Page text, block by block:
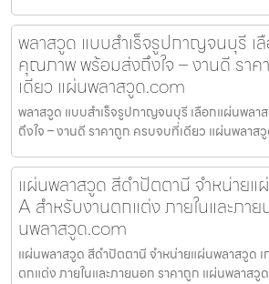
พลาสวูด แบบสำเร็จรูปกาญจนบุรี เ
คุณภาพ พร้อมส่งถึงใจ – งานดี รา
เดียว แผ่นพลาสวูด.com
พลาสวูด แบบสำเร็จรูปกาญจนบุรี เลือกแผ่นพล
ถึงใจ – งานดี ราคาถูก ครบจบที่เดียว แผ่นพลา
แผ่นพลาสวูด สีดำปัตตานี จำหน่ายแ
A สำหรับงานตกแต่ง ภายในและภา
นพลาสวูด.com
แผ่นพลาสวูด สีดำปัตตานี จำหน่ายแผ่นพลาสวูด เ
ตกแต่ง ภายในและภายนอก ราคาถูก แผ่นพลาส